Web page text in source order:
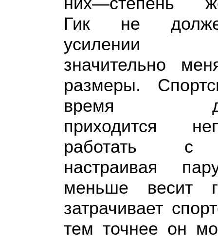
Гик не
усилении
значительно
размеры.
время
приходится
работать с
настраивая
меньше весит
затрачивает
тем точнее он